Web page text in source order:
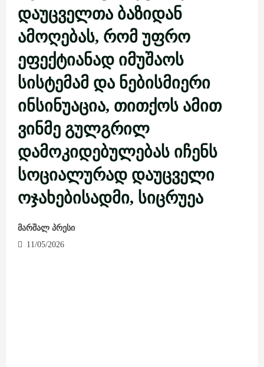
დაუცველთა ბაზიდან
ამოღებას, რომ უფრო
ეფექტიანად იმუშაოს
სისტემამ და ნებისმიერი
ინსინუაცია, თითქოს ამით
ვინმე გულგრილ
დამოკიდებულებას იჩენს
სოციალურად დაუცველი
ოჯახებისადმი, სიცრუეა
მარშალ პრესი
11/05/2026